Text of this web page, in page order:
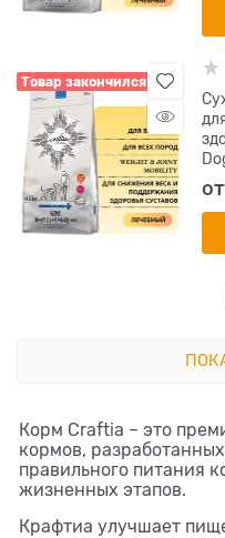
Товар закончился
Корм Craftia – это
кормов,
правильного питания
жизненных этапов.
Крафтиа улучшает